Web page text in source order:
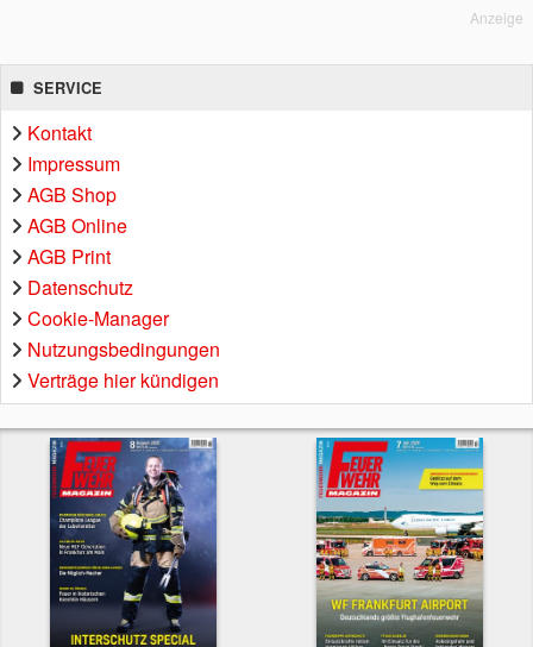
Anzeige
SERVICE
Kontakt
Impressum
AGB Shop
AGB Online
AGB Print
Datenschutz
Cookie-Manager
Nutzungsbedingungen
Verträge hier kündigen